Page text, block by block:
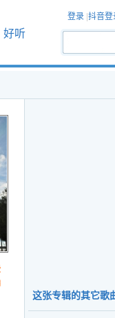
好听
登录 抖音登
这张专辑的其它歌